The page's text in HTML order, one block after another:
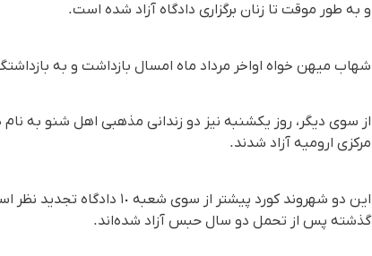
و بە طور موقت تا زنان برگزاری دادگاه آزاد شدە است.
شهاب میهن خواه اواخر مرداد ماه امسال بازداشت و بە
از سوی دیگر، روز یکشنبە نیز دو زندانی مذهبی اهل شنو بە
مرکزی ارومیە آزاد شدند.
گذشتە پس از تحمل دو سال حبس آزاد شدەاند.